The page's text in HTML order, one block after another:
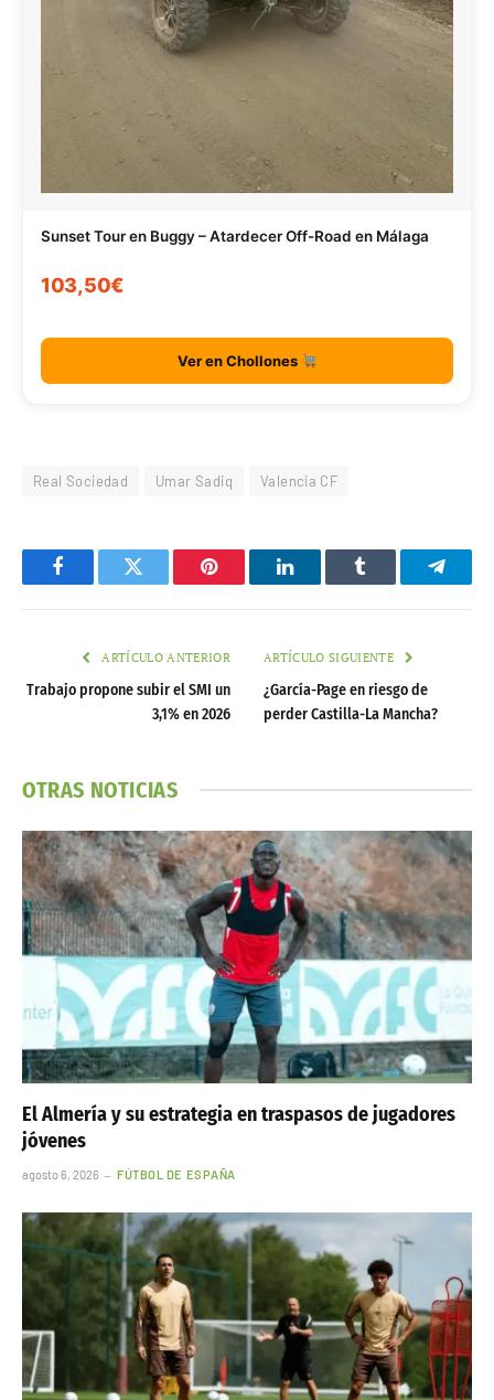
Sunset Tour en Buggy – Atardecer Off-Road en Málaga
103,50€
Ver en Chollones
Real Sociedad Umar Sadiq Valencia CF
FacebookTwitter Pinterest LinkedInTumblr
ARTÍCULO ANTERIOR
Trabajo propone subir el SMI un
3,1% en 2026
ARTÍCULO SIGUIENTE
¿García-Page en riesgo de
perder Castilla-La Mancha?
OTRAS NOTICIAS
El Almería y su estrategia en traspasos de jugadores
jóvenes
agosto 6, 2026 FÚTBOL DE ESPAÑA